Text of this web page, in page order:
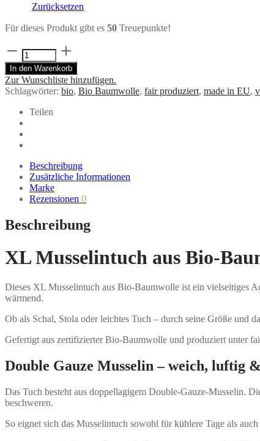
Zurücksetzen
Für dieses Produkt gibt es 50 Treuepunkte!
Musselintuch
XL
aus
Bio-
Baumwolle
leicht,
weich
&
vielseitig
Menge
In den Warenkorb
Zur Wunschliste hinzufügen.
Schlagwörter: bio, Bio Baumwolle, fair produziert, made in EU,
Teilen
Beschreibung
Zusätzliche Informationen
Marke
Rezensionen 0
Beschreibung
XL Musselintuch aus Bio-
Dieses XL Musselintuch aus Bio-Baumwolle ist ein vielseitiges
wärmend.
Ob als Schal, Stola oder leichtes Tuch – durch seine Größe und
Gefertigt aus zertifizierter Bio-Baumwolle und produziert unter
Double Gauze Musselin – weich, luftig
Das Tuch besteht aus doppellagigem Double-Gauze-Musselin.
beschweren.
So eignet sich das Musselintuch sowohl für kühlere Tage als